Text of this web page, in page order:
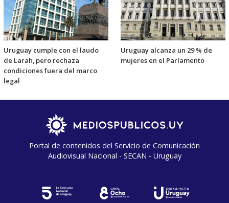
Uruguay cumple con el laudo
de Larah, pero rechaza
condiciones fuera del marco
legal
Uruguay alcanza un 29 % de
mujeres en el Parlamento
Portal de contenidos del Servicio de Comunicación
Audiovisual Nacional - SECAN - Uruguay